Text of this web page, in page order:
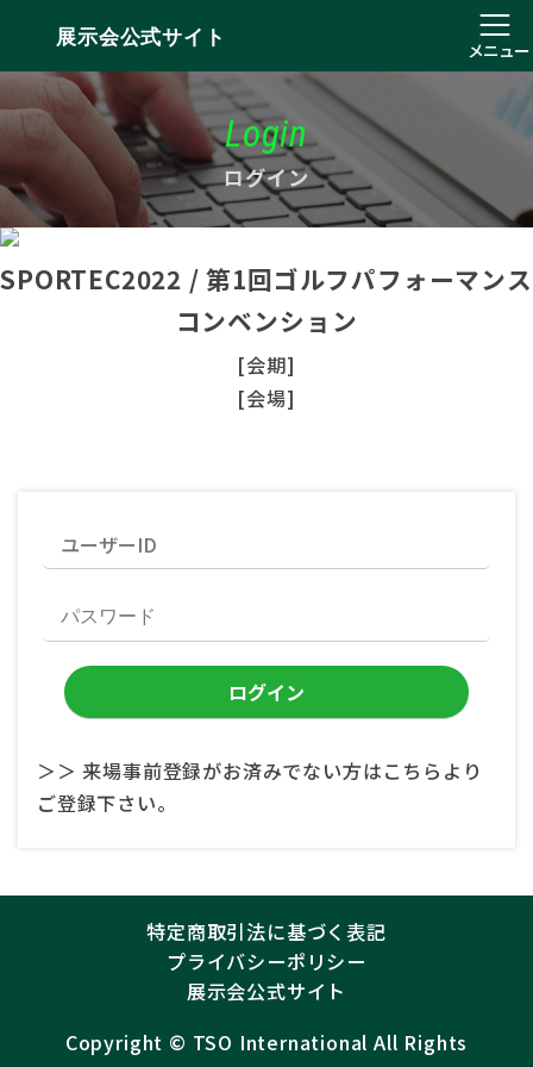
展示会公式サイト
メニュー
Login
ログイン
SPORTEC2022 / 第1回ゴルフパフォーマンス
コンベンション
[会期]
[会場]
＞＞ 来場事前登録がお済みでない方はこちらより
ご登録下さい。
特定商取引法に基づく表記
プライバシーポリシー
展示会公式サイト
Copyright ©︎ TSO International All Rights